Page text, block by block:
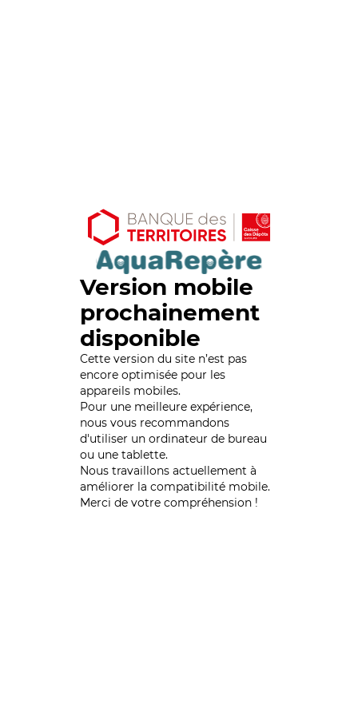
Version mobile
prochainement
disponible
Cette version du site n’est pas
encore optimisée pour les
appareils mobiles.
Pour une meilleure expérience,
nous vous recommandons
d'utiliser un ordinateur de bureau
ou une tablette.
Nous travaillons actuellement à
améliorer la compatibilité mobile.
Merci de votre compréhension !